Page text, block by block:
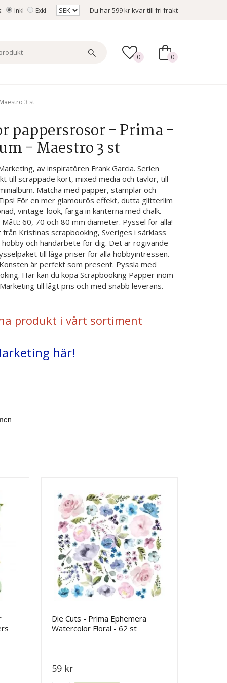
Inkl Exkl Du har599 krkvar till fri frakt
0 0
3 st
pappersrosor - Prima -
- Maestro 3 st
av inspiratören Frank Garcia. Serien
till scrappade kort, mixed media och tavlor, till
Matcha med papper, stämplar och
För en mer glamourös effekt, dutta glitterlim
vintage-look, färga in kanterna med chalk.
60, 70 och 80 mm diameter. Pyssel för alla!
Kristinas scrapbooking, Sveriges i särklass
och handarbete för dig. Det är rogivande
till låga priser för alla hobbyintressen.
är perfekt som present. Pyssla med
Här kan du köpa Scrapbooking Papper inom
till lågt pris och med snabb leverans.
produkt i vårt sortiment
här!
Die Cuts - Prima Ephemera
Watercolor Floral - 62 st
59 kr